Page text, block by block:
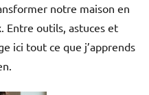
notre maison en
Entre outils, astuces et
ici tout ce que j’apprends